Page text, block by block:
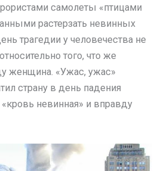
самолеты «птицами
растерзать невинных
трагедии у человечества не
того, что же
женщина. «Ужас, ужас»
страну в день падения
невинная» и вправду